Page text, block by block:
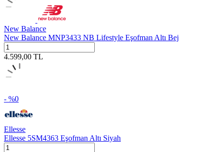
New Balance
New Balance MNP3433 NB Lifestyle Eşofman Altı Bej
4.599,00 TL
- %0
Ellesse
Ellesse 5SM4363 Eşofman Altı Siyah